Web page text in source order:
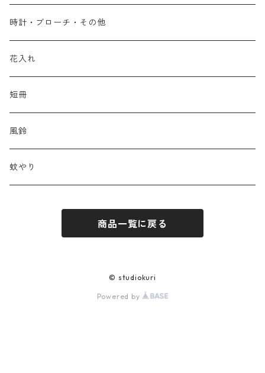
時計・ブローチ・その他
花入れ
短冊
風鈴
蚊やり
商品一覧に戻る
© studiokuri
Powered by